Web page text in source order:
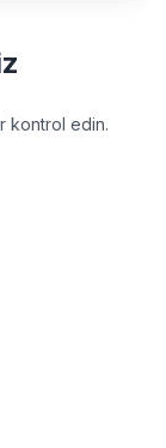
kontrol edin.